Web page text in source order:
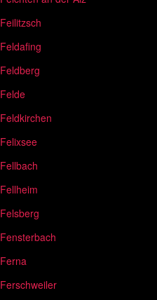
Feilitzsch
Feldafing
Feldberg
Felde
Feldkirchen
Felixsee
Fellbach
Fellheim
Felsberg
Fensterbach
Ferna
Ferschweiler